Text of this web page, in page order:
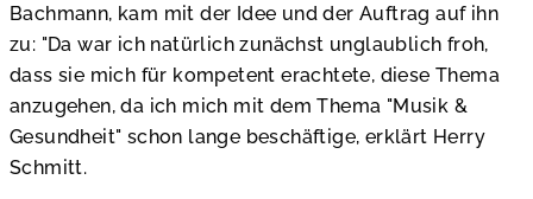
Bachmann, kam mit der Idee und der Auftrag auf ihn
zu: "Da war ich natürlich zunächst unglaublich froh,
dass sie mich für kompetent erachtete, diese Thema
anzugehen, da ich mich mit dem Thema "Musik &
Gesundheit" schon lange beschäftige, erklärt Herry
Schmitt.